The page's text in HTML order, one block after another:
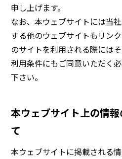
BEYOND
Japanese
申し上げます。
なお、本ウェブサイトには当
する他のウェブサイトもリン
のサイトを利用される際には
利用条件にもご同意いただく
下さい。
本ウェブサイト上の情
て
本ウェブサイトに掲載される